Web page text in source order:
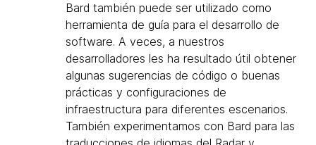
Bard también puede ser utilizado como
herramienta de guía para el desarrollo de
software. A veces, a nuestros
desarrolladores les ha resultado útil obtener
algunas sugerencias de código o buenas
prácticas y configuraciones de
infraestructura para diferentes escenarios.
También experimentamos con Bard para las